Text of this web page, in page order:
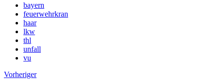
bayern
feuerwehrkran
haar
lkw
thl
unfall
vu
Vorheriger